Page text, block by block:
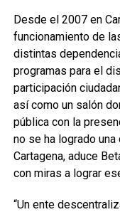
Desde el 2007 en
funcionamiento de
distintas
programas para el
participación
así como un salón
pública con la
no se ha logrado
Cartagena, aduce
con miras a lograr
“Un ente